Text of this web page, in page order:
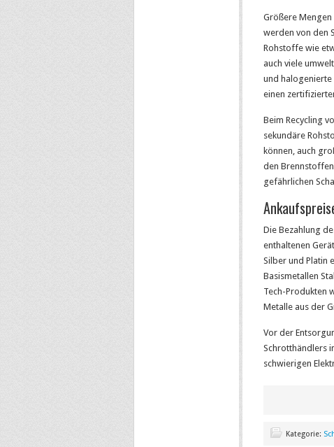
Größere
werden von den
Rohstoffe wie
auch viele
und halogenierte
einen
Beim Recycling
sekundäre
können, auch
den
gefährlichen
Die Bezahlung
enthaltenen
Silber und Platin
Basismetallen
Tech-Produkten
Metalle aus der
Vor der
Schrotthändlers
schwierigen
Kategorie: